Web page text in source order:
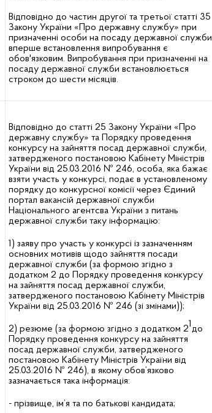
Відповідно до частин другої та третьої статті 35
Закону України «Про державну службу» при
призначенні особи на посаду державної служби
вперше встановлення випробування є
обов'язковим. Випробування при призначенні на
посаду державної служби встановлюється
строком до шести місяців.
Відповідно до статті 25 Закону України «Про
державну службу» та Порядку проведення
конкурсу на зайняття посад державної служби,
затвердженого постановою Кабінету Міністрів
України від 25.03.2016 № 246, особа, яка бажає
взяти участь у конкурсі, подає в установленому
порядку до конкурсної комісії через Єдиний
портал вакансій державної служби
Національного агентсва України з питань
державної служби таку інформацію:
1) заяву про участь у конкурсі із зазначенням
основних мотивів щодо зайняття посади
державної служби (за формою згідно з
додатком 2 до Порядку проведення конкурсу
на зайняття посад державної служби,
затвердженого постановою Кабінету Міністрів
України від 25.03.2016 № 246 (зі змінами));
2) резюме (за формою згідно з додатком 21до
Порядку проведення конкурсу на зайняття
посад державної служби, затвердженого
постановою Кабінету Міністрів України від
25.03.2016 № 246), в якому обов’язково
зазначається така інформація:
- прізвище, ім’я та по батькові кандидата;